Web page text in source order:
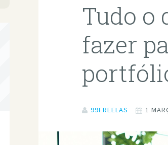
Tudo o
fazer
99FREELAS 1